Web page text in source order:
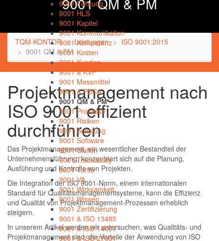
9001 Führung
9001 HLS
9001 Kapitel
9001 Kommunikation
9001 Kompetenz
9001 Kosten
9001 Kunden
9001 & KVP
9001 Messmittel
9001 & PDCA
9001 QM & PM
9001 Prozesse
9001 Risiken
9001 Schulung
9001 Software
9001 Stellen
9001 Traceability
9001 Turtle
9001 VA
9001 Wirksamkeit
9001 Wissen
9001 Zertifizierung
9001 & ISO 13485
9001 & ISO 14001
9001 & ISO 27001
TQM-KONTOR Leistungen
ISO 9001:2015
9001 QM & PM
Projektmanagement nach
ISO 9001 effizient
durchführen
Das Projektmanagement, ein wesentlicher Bestandteil der
Unternehmensführung, konzentriert sich auf die Planung,
Ausführung und Kontrolle von Projekten.
Die Integration der ISO 9001-Norm, einem internationalen
Standard für Qualitätsmanagementsysteme, kann die Effizienz
und Qualität von Projektmanagement-Prozessen erheblich
steigern.
In unserem Artikel werden wir untersuchen, was Qualitäts- und
Projektmanagement sind, die Vorteile der Anwendung von ISO